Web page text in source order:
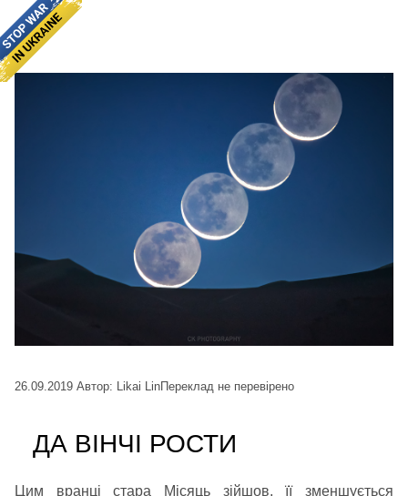
26.09.2019 Автор: Likai LinПереклад не перевірено
ДА ВІНЧІ РОСТИ
Цим вранці стара Місяць зійшов, її зменшується